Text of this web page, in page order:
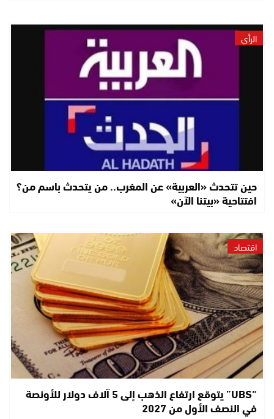
الرأي
حين تتحدث «العربية» عن المغرب.. من يتحدث باسم من؟
افتتاحية «بيتنا الآن»
اقتصاد
“UBS” يتوقع ارتفاع الذهب إلى 5 آلاف دولار للأونصة
في النصف الأول من 2027